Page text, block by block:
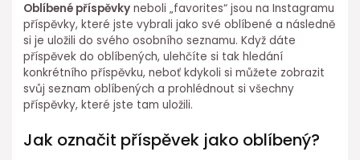
Oblíbené příspěvky neboli „favorites“ jsou na Instagramu
příspěvky, které jste vybrali jako své oblíbené a následně
si je uložili do svého osobního seznamu. Když dáte
příspěvek do oblíbených, ulehčíte si tak hledání
konkrétního příspěvku, neboť kdykoli si můžete zobrazit
svůj seznam oblíbených a prohlédnout si všechny
příspěvky, které jste tam uložili.
Jak označit příspěvek jako oblíbený?